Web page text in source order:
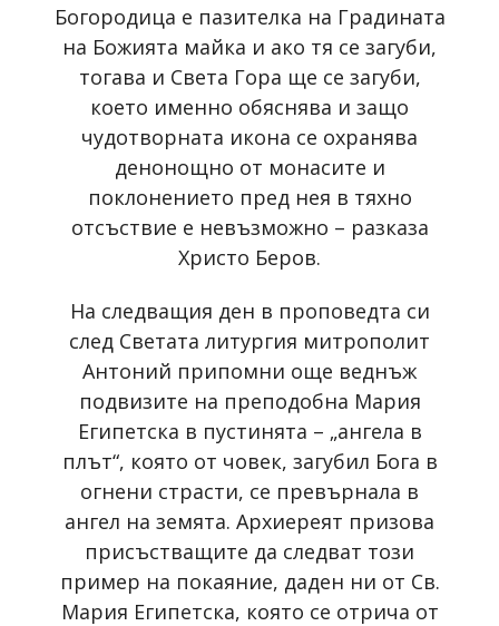
Богородица е пазителка на Градината
на Божията майка и ако тя се загуби,
тогава и Света Гора ще се загуби,
което именно обяснява и защо
чудотворната икона се охранява
денонощно от монасите и
поклонението пред нея в тяхно
отсъствие е невъзможно – разказа
Христо Беров.
На следващия ден в проповедта си
след Светата литургия митрополит
Антоний припомни още веднъж
подвизите на преподобна Мария
Египетска в пустинята – „ангела в
плът“, която от човек, загубил Бога в
огнени страсти, се превърнала в
ангел на земята. Архиереят призова
присъстващите да следват този
пример на покаяние, даден ни от Св.
Мария Египетска, която се отрича от